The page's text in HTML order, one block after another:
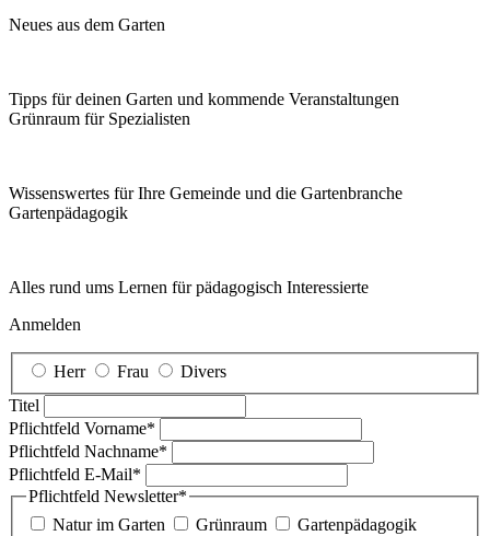
Neues aus dem Garten
Tipps für deinen Garten und kommende Veranstaltungen
Grünraum für Spezialisten
Wissenswertes für Ihre Gemeinde und die Gartenbranche
Garten­pädagogik
Alles rund ums Lernen für pädagogisch Interessierte
Anmelden
Herr Frau
Divers
Titel
Pflichtfeld Vorname*
Pflichtfeld Nachname*
Pflichtfeld E-Mail*
Pflichtfeld Newsletter*
Natur im Garten
Grünraum
Gartenpädagogik